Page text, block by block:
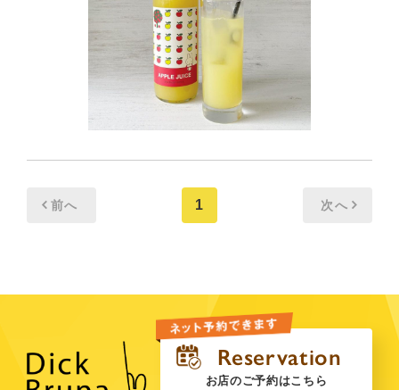
前へ 1 次へ
お店のご予約はこちら